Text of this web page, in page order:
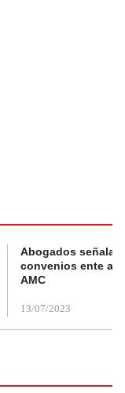
Abogados
convenios ente
AMC
13/07/2023